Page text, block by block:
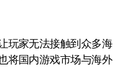
玩家无法接触到众多海
将国内游戏市场与海外